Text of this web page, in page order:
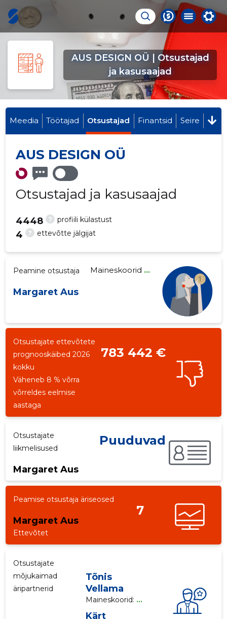
AUS DESIGN OÜ | Otsustajad
ja kasusaajad
Meedia Töötajad Otsustajad Finantsid Seire
AUS DESIGN OÜ
Otsustajad ja kasusaajad
? profiili külastust
4448
? ettevõtte jälgijat
4
Peamine otsustaja
Margaret Aus
Maineskoorid ...
Otsustajate ettevõtete
prognooskäibed 2026
kokku
783 442 €
Väheneb 8 % võrra
võrreldes eelmise
aastaga
Otsustajate
liikmelisused
Margaret Aus
Puuduvad
Peamise otsustaja äriseosed
Margaret Aus
7
Ettevõtet
Otsustajate
mõjukaimad
äripartnerid
Tõnis
Vellama
Maineskoorid: ...
Kärt